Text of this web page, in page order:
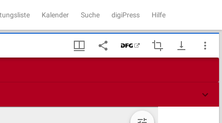
Kalender Suche digiPress Hilfe